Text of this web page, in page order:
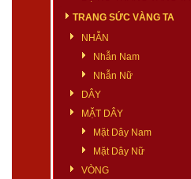
TRANG SỨC VÀNG TA
NHẪN
Nhẫn Nam
Nhẫn Nữ
DÂY
MẶT DÂY
Mặt Dây Nam
Mặt Dây Nữ
VÒNG